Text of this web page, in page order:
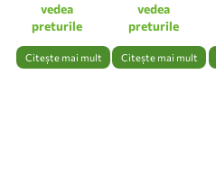
vedea
preturile
Citește mai mult
vedea
preturile
Citește mai mult